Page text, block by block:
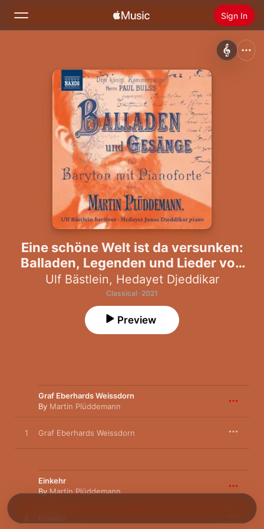
Sign In
Home
Install Apple Music
Eine schöne Welt ist da versunken:
Balladen, Legenden und Lieder von
Martin Plüddemann
Ulf Bästlein, Hedayet Djeddikar
Classical · 2021
Preview
Graf Eberhards Weissdorn
By Martin Plüddemann
1 Graf Eberhards Weissdorn
Einkehr
By Martin Plüddemann